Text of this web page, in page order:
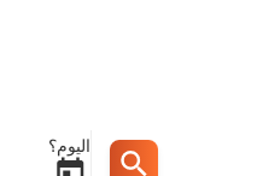
اليوم؟